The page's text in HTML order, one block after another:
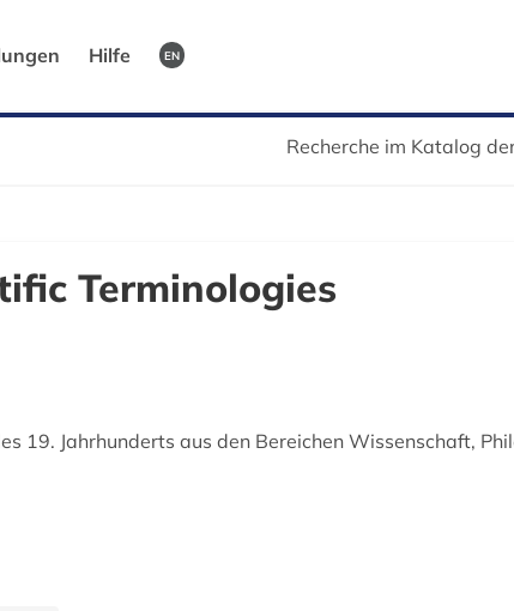
Hilfe EN
Recherche im Katalog
Terminologies
19. Jahrhunderts aus den Bereichen Wissenschaft,